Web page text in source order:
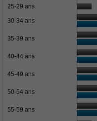
25-29 ans
30-34 ans
35-39 ans
40-44 ans
45-49 ans
50-54 ans
55-59 ans